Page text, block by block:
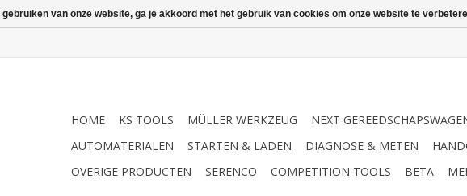
HOME KS TOOLS MÜLLER WERKZEUG NEXT
AUTOMATERIALEN
STARTEN & LADEN DIAGNOSE & METEN
OVERIGE PRODUCTEN
SERENCO COMPETITION TOOLS BETA
gebruiken van onze website, ga je akkoord met het gebruik van cookies om onze website te